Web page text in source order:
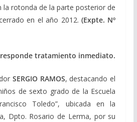
la rotonda de la parte posterior de
en el año 2012. (Expte. Nº
tratamiento inmediato.
SERGIO RAMOS, destacando el
de sexto grado de la Escuela
Toledo”, ubicada en la
Dpto. Rosario de Lerma, por su